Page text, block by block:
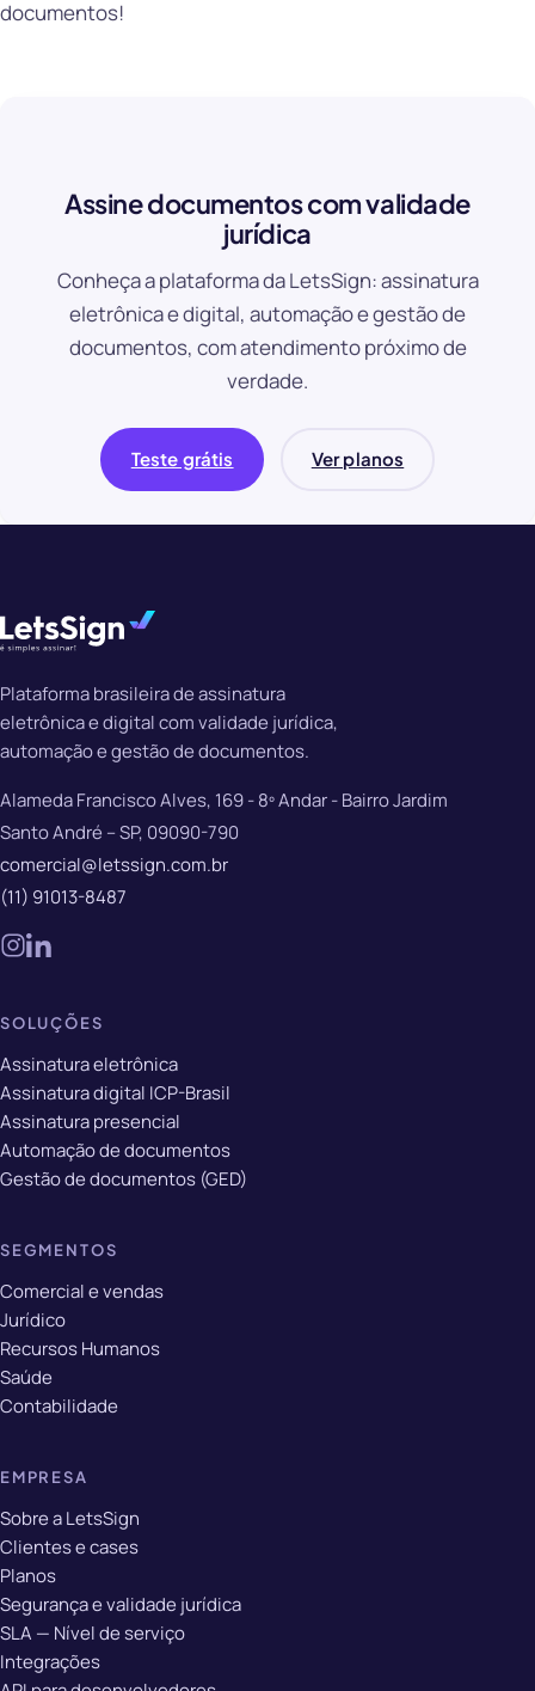
documentos!
Assine documentos com validade
jurídica
Conheça a plataforma da LetsSign: assinatura
eletrônica e digital, automação e gestão de
documentos, com atendimento próximo de
verdade.
Teste grátis Ver planos
Plataforma brasileira de assinatura
eletrônica e digital com validade jurídica,
automação e gestão de documentos.
Alameda Francisco Alves, 169 - 8º Andar - Bairro Jardim
Santo André – SP, 09090-790
comercial@letssign.com.br
(11) 91013-8487
SOLUÇÕES
Assinatura eletrônica
Assinatura digital ICP-Brasil
Assinatura presencial
Automação de documentos
Gestão de documentos (GED)
SEGMENTOS
Comercial e vendas
Jurídico
Recursos Humanos
Saúde
Contabilidade
EMPRESA
Sobre a LetsSign
Clientes e cases
Planos
Segurança e validade jurídica
SLA — Nível de serviço
Integrações